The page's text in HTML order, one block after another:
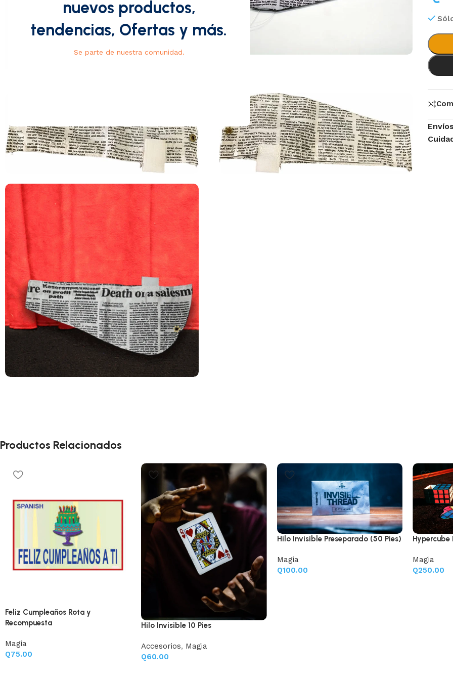
nuevos productos,
tendencias, Ofertas y más.
Se parte de nuestra comunidad.
Productos Relacionados
Feliz Cumpleaños Rota y
Recompuesta
Magia
Q75.00
Hilo Invisible 10 Pies
Accesorios, Magia
Q60.00
Hilo Invisible Preseparado (50 Pies)
Magia
Q100.00
Magia
Q250.00